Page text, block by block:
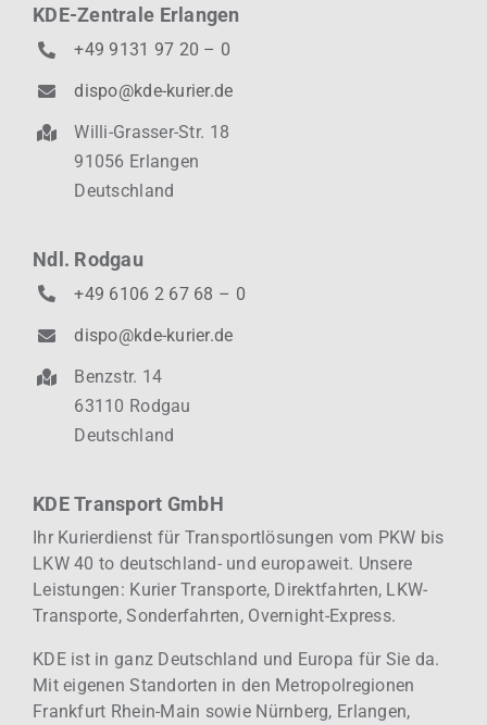
KDE-Zentrale Erlangen
+49 9131 97 20 – 0
dispo@kde-kurier.de
Willi-Grasser-Str. 18
91056 Erlangen
Deutschland
Ndl. Rodgau
+49 6106 2 67 68 – 0
dispo@kde-kurier.de
Benzstr. 14
63110 Rodgau
Deutschland
KDE Transport GmbH
Ihr Kurierdienst für Transportlösungen vom PKW bis
LKW 40 to deutschland- und europaweit. Unsere
Leistungen: KurierTransporte, Direktfahrten, LKW-
Transporte, Sonderfahrten, Overnight-Express.
KDE ist in ganz Deutschland und Europa für Sie da.
Mit eigenen Standorten in den Metropolregionen
Frankfurt Rhein-Main sowie Nürnberg, Erlangen,